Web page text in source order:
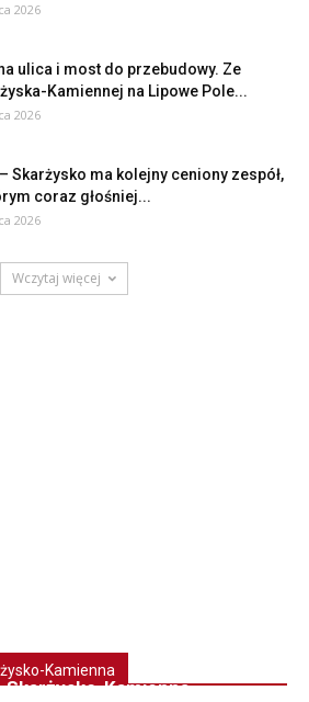
2026
ulica i most do przebudowy. Ze
Kamiennej na Lipowe Pole...
2026
Skarżysko ma kolejny ceniony zespół,
coraz głośniej...
2026
Wczytaj więcej
Kamienna
Skarżysko-Kamienna